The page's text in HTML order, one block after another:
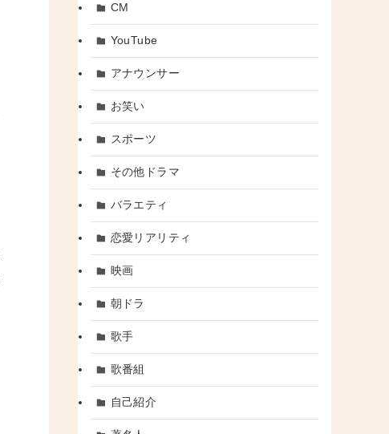
CM
YouTube
アナウンサー
お笑い
スポーツ
その他ドラマ
バラエティ
恋愛リアリティ
映画
朝ドラ
歌手
歌番組
自己紹介